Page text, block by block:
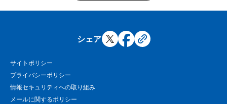
シェア
サイトポリシー
プライバシーポリシー
情報セキュリティへの取り組み
メールに関するポリシー